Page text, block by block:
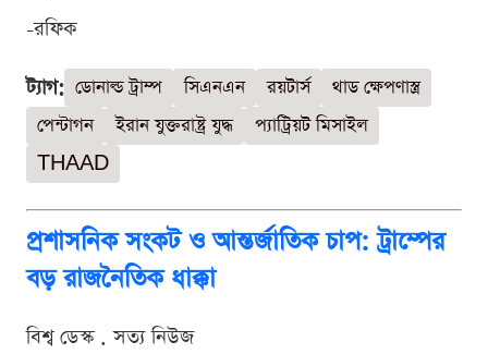
-রফিক
ট্যাগ: ডোনাল্ড ট্রাম্প সিএনএন রয়টার্স
থাড ক্ষেপণাস্ত্র
পেন্টাগন
ইরান যুক্তরাষ্ট্র যুদ্ধ
প্যাট্রিয়ট মিসাইল
THAAD
প্রশাসনিক সংকট ও আন্তর্জাতিক চাপ: ট্রাম্পের
বড় রাজনৈতিক ধাক্কা
বিশ্ব ডেস্ক . সত্য নিউজ